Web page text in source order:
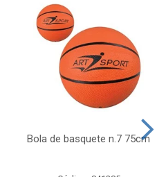
Bola de basquete n.7 75cm